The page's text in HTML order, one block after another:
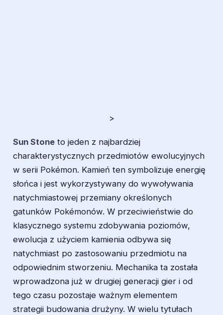
>
Sun Stone to jeden z najbardziej
charakterystycznych przedmiotów ewolucyjnych
w serii Pokémon. Kamień ten symbolizuje energię
słońca i jest wykorzystywany do wywoływania
natychmiastowej przemiany określonych
gatunków Pokémonów. W przeciwieństwie do
klasycznego systemu zdobywania poziomów,
ewolucja z użyciem kamienia odbywa się
natychmiast po zastosowaniu przedmiotu na
odpowiednim stworzeniu. Mechanika ta została
wprowadzona już w drugiej generacji gier i od
tego czasu pozostaje ważnym elementem
strategii budowania drużyny. W wielu tytułach